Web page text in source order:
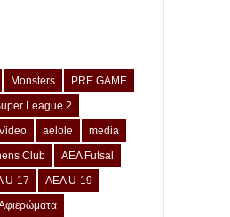
Monsters
PRE GAME
League 2
aelole
media
Club
ΑΕΛ Futsal
U-17
ΑΕΛ U-19